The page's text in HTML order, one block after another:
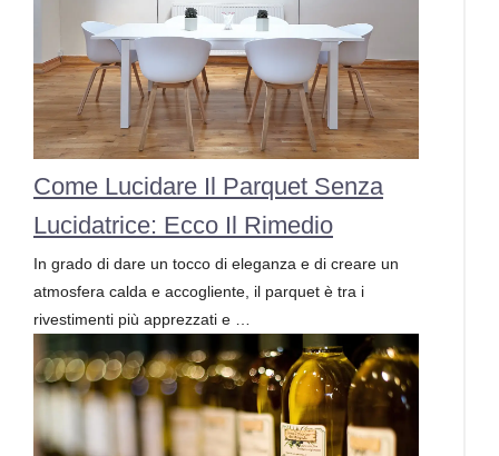
Come Lucidare Il Parquet Senza
Lucidatrice: Ecco Il Rimedio
In grado di dare un tocco di eleganza e di creare un
atmosfera calda e accogliente, il parquet è tra i
rivestimenti più apprezzati e …